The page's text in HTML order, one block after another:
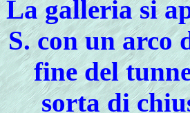
La galleria si
S. con un arco
fine del
sorta di